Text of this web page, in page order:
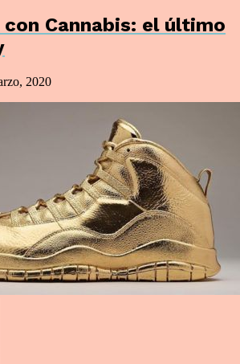
Cannabis: el último
2020